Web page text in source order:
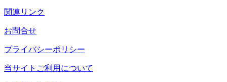
関連リンク
お問合せ
プライバシーポリシー
当サイトご利用について